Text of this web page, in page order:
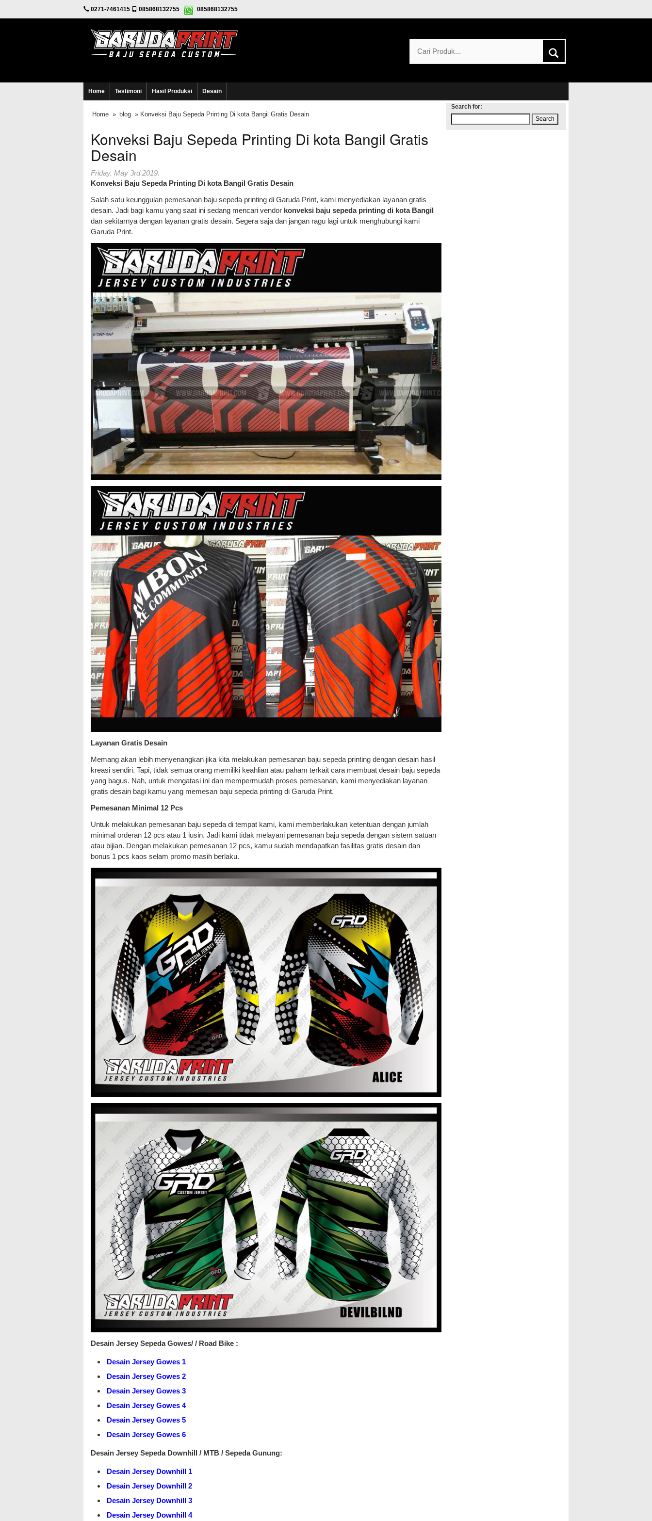
0271-7461415 085868132755 085868132755
Home Testimoni Hasil Produksi Desain
Home » blog » Konveksi Baju Sepeda Printing Di kota Bangil Gratis Desain
Konveksi Baju Sepeda Printing Di kota Bangil Gratis
Desain
Friday, May 3rd 2019.
Konveksi Baju Sepeda Printing Di kota Bangil Gratis Desain
Salah satu keunggulan pemesanan baju sepeda printing di Garuda Print, kami menyediakan layanan gratis
desain. Jadi bagi kamu yang saat ini sedang mencari vendor konveksi baju sepeda printing di kota Bangil
dan sekitarnya dengan layanan gratis desain. Segera saja dan jangan ragu lagi untuk menghubungi kami
Garuda Print.
Layanan Gratis Desain
Memang akan lebih menyenangkan jika kita melakukan pemesanan baju sepeda printing dengan desain hasil
kreasi sendiri. Tapi, tidak semua orang memiliki keahlian atau paham terkait cara membuat desain baju sepeda
yang bagus. Nah, untuk mengatasi ini dan mempermudah proses pemesanan, kami menyediakan layanan
gratis desain bagi kamu yang memesan baju sepeda printing di Garuda Print.
Pemesanan Minimal 12 Pcs
Untuk melakukan pemesanan baju sepeda di tempat kami, kami memberlakukan ketentuan dengan jumlah
minimal orderan 12 pcs atau 1 lusin. Jadi kami tidak melayani pemesanan baju sepeda dengan sistem satuan
atau bijian. Dengan melakukan pemesanan 12 pcs, kamu sudah mendapatkan fasilitas gratis desain dan
bonus 1 pcs kaos selam promo masih berlaku.
Desain Jersey Sepeda Gowes/ / Road Bike :
Desain Jersey Gowes 1
Desain Jersey Gowes 2
Desain Jersey Gowes 3
Desain Jersey Gowes 4
Desain Jersey Gowes 5
Desain Jersey Gowes 6
Desain Jersey Sepeda Downhill / MTB / Sepeda Gunung:
Desain Jersey Downhill 1
Desain Jersey Downhill 2
Desain Jersey Downhill 3
Desain Jersey Downhill 4
Search for: